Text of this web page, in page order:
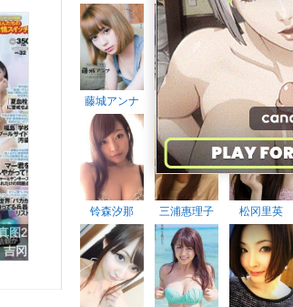
图2
冈
藤城アンナ 吉田早希 手束真知子
铃森汐那 三浦惠理子 松冈里英